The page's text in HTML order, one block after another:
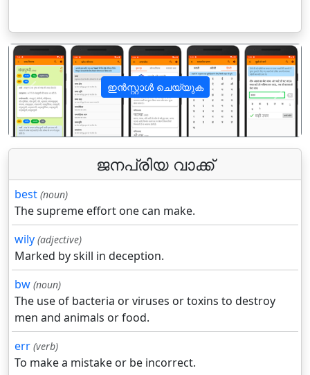
ഇൻസ്റ്റാൾ ചെയ്യുക
पिछला अगला
ജനപ്രിയ വാക്ക്
best (noun)
The supreme effort one can make.
wily (adjective)
Marked by skill in deception.
bw (noun)
The use of bacteria or viruses or toxins to destroy
men and animals or food.
err (verb)
To make a mistake or be incorrect.